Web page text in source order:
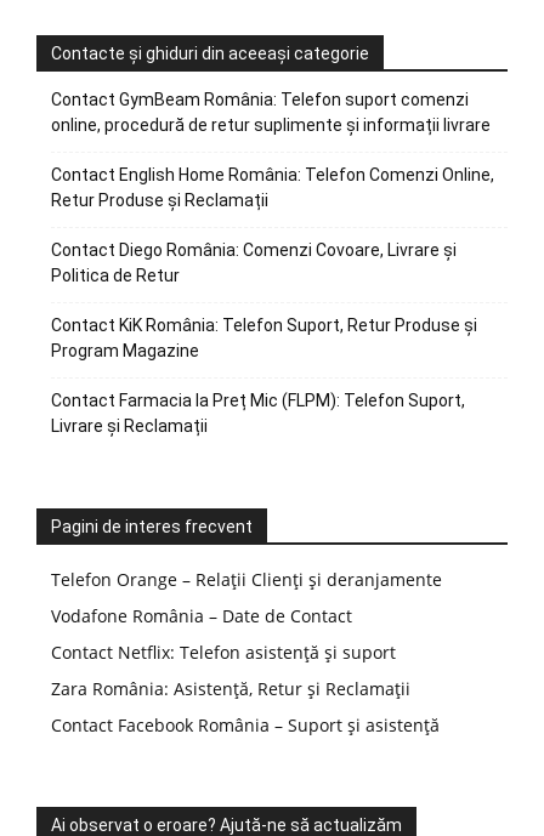
Contacte și ghiduri din aceeași categorie
Contact GymBeam România: Telefon suport comenzi
online, procedură de retur suplimente și informații livrare
Contact English Home România: Telefon Comenzi Online,
Retur Produse și Reclamații
Contact Diego România: Comenzi Covoare, Livrare și
Politica de Retur
Contact KiK România: Telefon Suport, Retur Produse și
Program Magazine
Contact Farmacia la Preț Mic (FLPM): Telefon Suport,
Livrare și Reclamații
Pagini de interes frecvent
Telefon Orange – Relații Clienți și deranjamente
Vodafone România – Date de Contact
Contact Netflix: Telefon asistență și suport
Zara România: Asistență, Retur și Reclamații
Contact Facebook România – Suport și asistență
Ai observat o eroare? Ajută-ne să actualizăm